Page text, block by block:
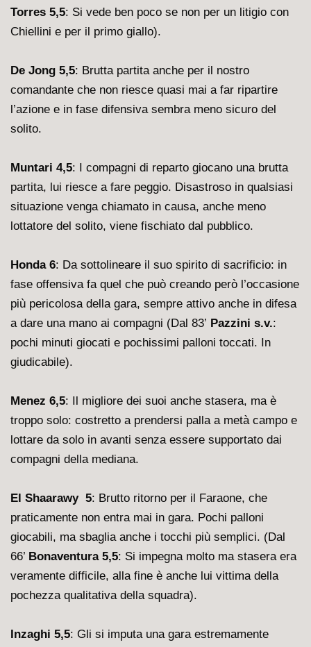
Torres 5,5: Si vede ben poco se non per un litigio con
Chiellini e per il primo giallo).
De Jong 5,5: Brutta partita anche per il nostro
comandante che non riesce quasi mai a far ripartire
l’azione e in fase difensiva sembra meno sicuro del
solito.
Muntari 4,5: I compagni di reparto giocano una brutta
partita, lui riesce a fare peggio. Disastroso in qualsiasi
situazione venga chiamato in causa, anche meno
lottatore del solito, viene fischiato dal pubblico.
Honda 6: Da sottolineare il suo spirito di sacrificio: in
fase offensiva fa quel che può creando però l’occasione
più pericolosa della gara, sempre attivo anche in difesa
a dare una mano ai compagni (Dal 83’ Pazzini s.v.:
pochi minuti giocati e pochissimi palloni toccati. In
giudicabile).
Menez 6,5: Il migliore dei suoi anche stasera, ma è
troppo solo: costretto a prendersi palla a metà campo e
lottare da solo in avanti senza essere supportato dai
compagni della mediana.
El Shaarawy 5: Brutto ritorno per il Faraone, che
praticamente non entra mai in gara. Pochi palloni
giocabili, ma sbaglia anche i tocchi più semplici. (Dal
66’ Bonaventura 5,5: Si impegna molto ma stasera era
veramente difficile, alla fine è anche lui vittima della
pochezza qualitativa della squadra).
Inzaghi 5,5: Gli si imputa una gara estremamente